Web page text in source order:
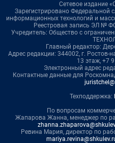
Сетевое издание
Зарегистрировано Федеральной
информационных технологий и
Реестровая запись ЭЛ №
Учредитель: Общество с
Главный редактор:
Адрес редакции: 344002, г. Ростов-
13 этаж, +7
Электронный адрес
Контактные данные для
Техподдержка:
По вопросам
Жапарова Жанна, менеджер по
Ревина Мария, директор по